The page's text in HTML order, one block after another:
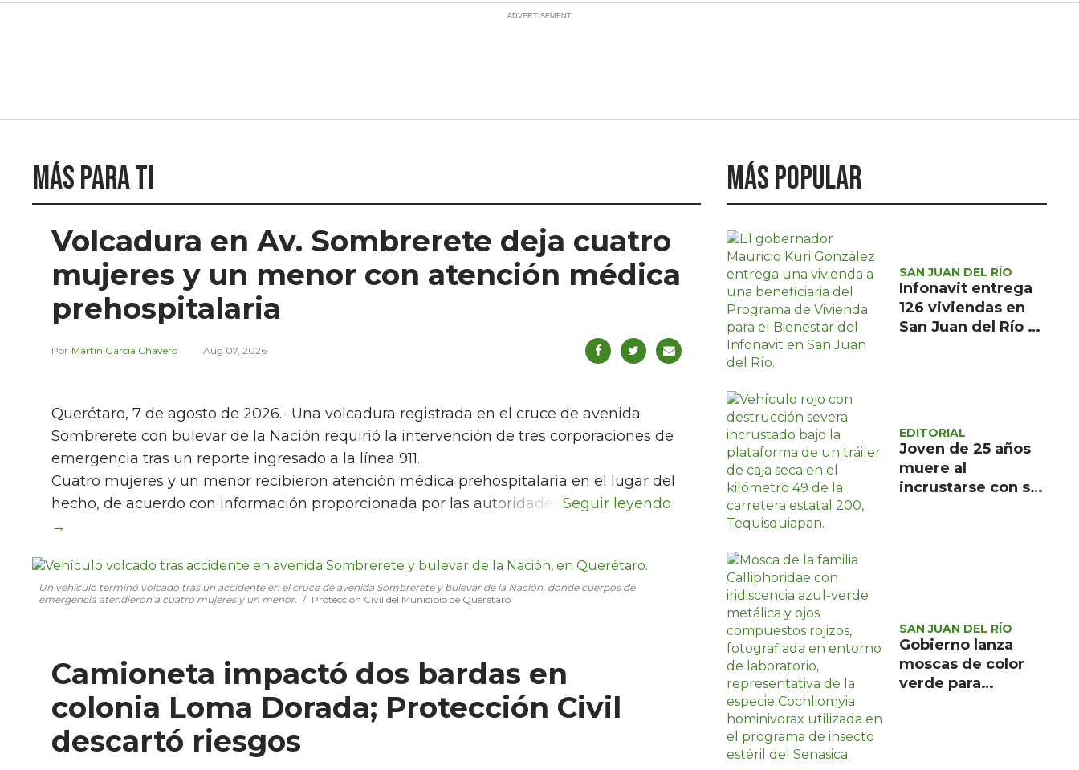
Más para ti
Volcadura en Av. Sombrerete deja cuatro
mujeres y un menor con atención médica
prehospitalaria
Martín García Chavero Aug 07, 2026
Un vehículo terminó volcado tras un accidente en el cruce de avenida Sombrerete y bulevar de la Nación, donde cuerpos de
emergencia atendieron a cuatro mujeres y un menor.
Protección Civil del Municipio de Querétaro
Querétaro, 7 de agosto de 2026.- Una volcadura registrada en el cruce de avenida
Sombrerete con bulevar de la Nación requirió la intervención de tres corporaciones de
emergencia tras un reporte ingresado a la línea 911.
Cuatro mujeres y un menor recibieron atención médica prehospitalaria en el lugar del
hecho, de acuerdo con información proporcionada por las autoridades.
Más popular
SAN JUAN DEL RÍO
Infonavit entrega
126 viviendas en
San Juan del Río a
EDITORIAL
Joven de 25 años
muere al
incrustarse con su
SAN JUAN DEL RÍO
Gobierno lanza
moscas de color
verde para
Camioneta impactó dos bardas en
colonia Loma Dorada; Protección Civil
descartó riesgos